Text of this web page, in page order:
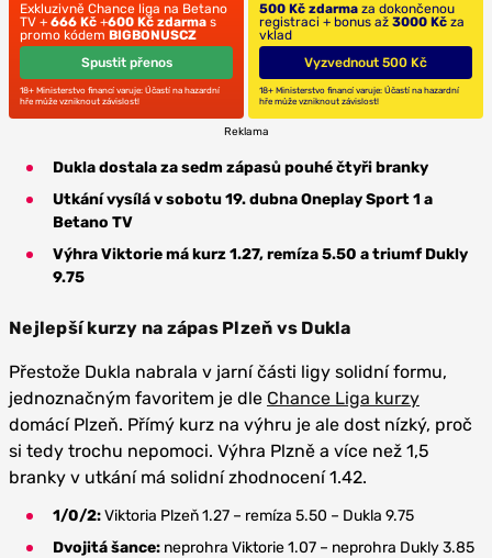
Exkluzivně Chance liga na Betano
TV + 666 Kč +600 Kč zdarma s
promo kódem BIGBONUSCZ
Spustit přenos
18+ Ministerstvo financí varuje: Účastí na hazardní
hře může vzniknout závislost!
500 Kč zdarma za dokončenou
registraci + bonus až 3000 Kč za
vklad
Vyzvednout 500 Kč
18+ Ministerstvo financí varuje: Účastí na hazardní
hře může vzniknout závislost!
Reklama
Dukla dostala za sedm zápasů pouhé čtyři branky
Utkání vysílá v sobotu 19. dubna Oneplay Sport 1 a
Betano TV
Výhra Viktorie má kurz 1.27, remíza 5.50 a triumf Dukly
9.75
Nejlepší kurzy na zápas Plzeň vs Dukla
Přestože Dukla nabrala v jarní části ligy solidní formu,
jednoznačným favoritem je dle Chance Liga kurzy
domácí Plzeň. Přímý kurz na výhru je ale dost nízký, proč
si tedy trochu nepomoci. Výhra Plzně a více než 1,5
branky v utkání má solidní zhodnocení 1.42.
1/0/2:Viktoria Plzeň 1.27 – remíza 5.50 – Dukla 9.75
Dvojitá šance: neprohra Viktorie 1.07 – neprohra Dukly 3.85